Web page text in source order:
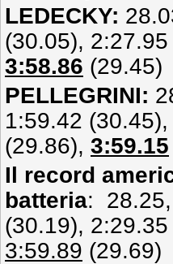
LEDECKY:
(30.05),
3:58.86 (29.45)
PELLEGRINI:
1:59.42
(29.86), 3:59.15
Il record
batteria:
(30.19),
3:59.89 (29.69)